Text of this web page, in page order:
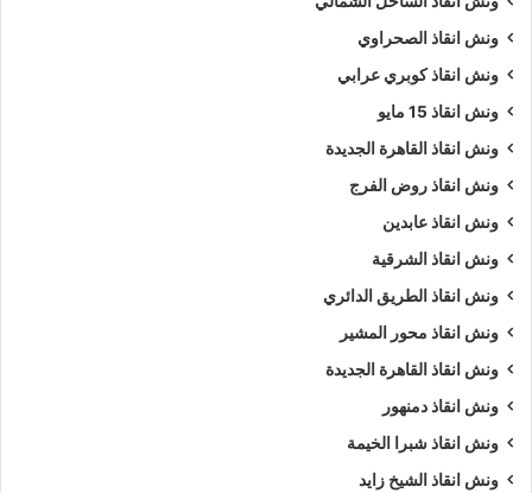
لإنقاذ السيارات السريع بمصر وجميع المحافظات.
تقدر تكاليف أستدعاءونش إنقاذ السيارات
ونقطة الوصول مع الاخذ بالاعتبار العديد من المتغيرات التي يمكن
تحديدها عادة عبر الهاتف قبل بدء الخدمة.
ونش انقاذ الطريق الزراعي
إتصل بمركز إرسال خدمة
الرقم 01063144040
–
وسوف نجيبك على أسئلتك :
نمتلك ألعديد من أوناش السيارات منها
ونش إنقاذ سيارات اوتوماتيكي
نشكركم على زيارهموقعنا
ونش انقاذ الصحراوي
ونش انقاذ كوبري عرابي
ونش انقاذ 15 مايو
ونش انقاذ القاهرة الجديدة
ونش انقاذ روض الفرج
ونش انقاذ عابدين
ونش انقاذ الشرقية
ونش انقاذ الطريق الدائري
ونش انقاذ محور المشير
ونش انقاذ القاهرة الجديدة
ونش انقاذ دمنهور
ونش انقاذ شبرا الخيمة
ونش انقاذ الشيخ زايد